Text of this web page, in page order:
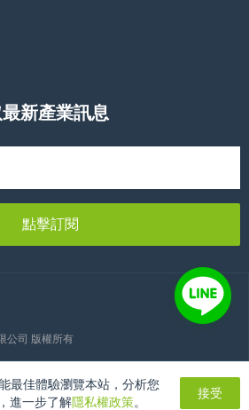
新產業訊息
點擊訂閱
公司 版權所有
最佳體驗瀏覽本站，分析您
進一步了解隱私權政策。
接受